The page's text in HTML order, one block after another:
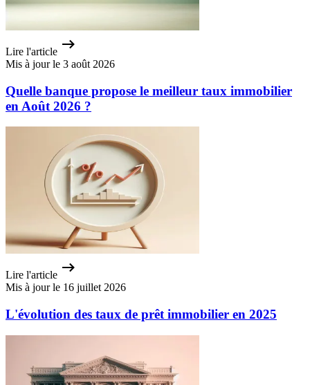
Lire l'article
Mis à jour le 3 août 2026
Quelle banque propose le meilleur taux immobilier
en Août 2026 ?
Lire l'article
Mis à jour le 16 juillet 2026
L'évolution des taux de prêt immobilier en 2025